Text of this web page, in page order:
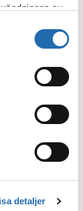
av
i nedre
detaljer
för en
vackra